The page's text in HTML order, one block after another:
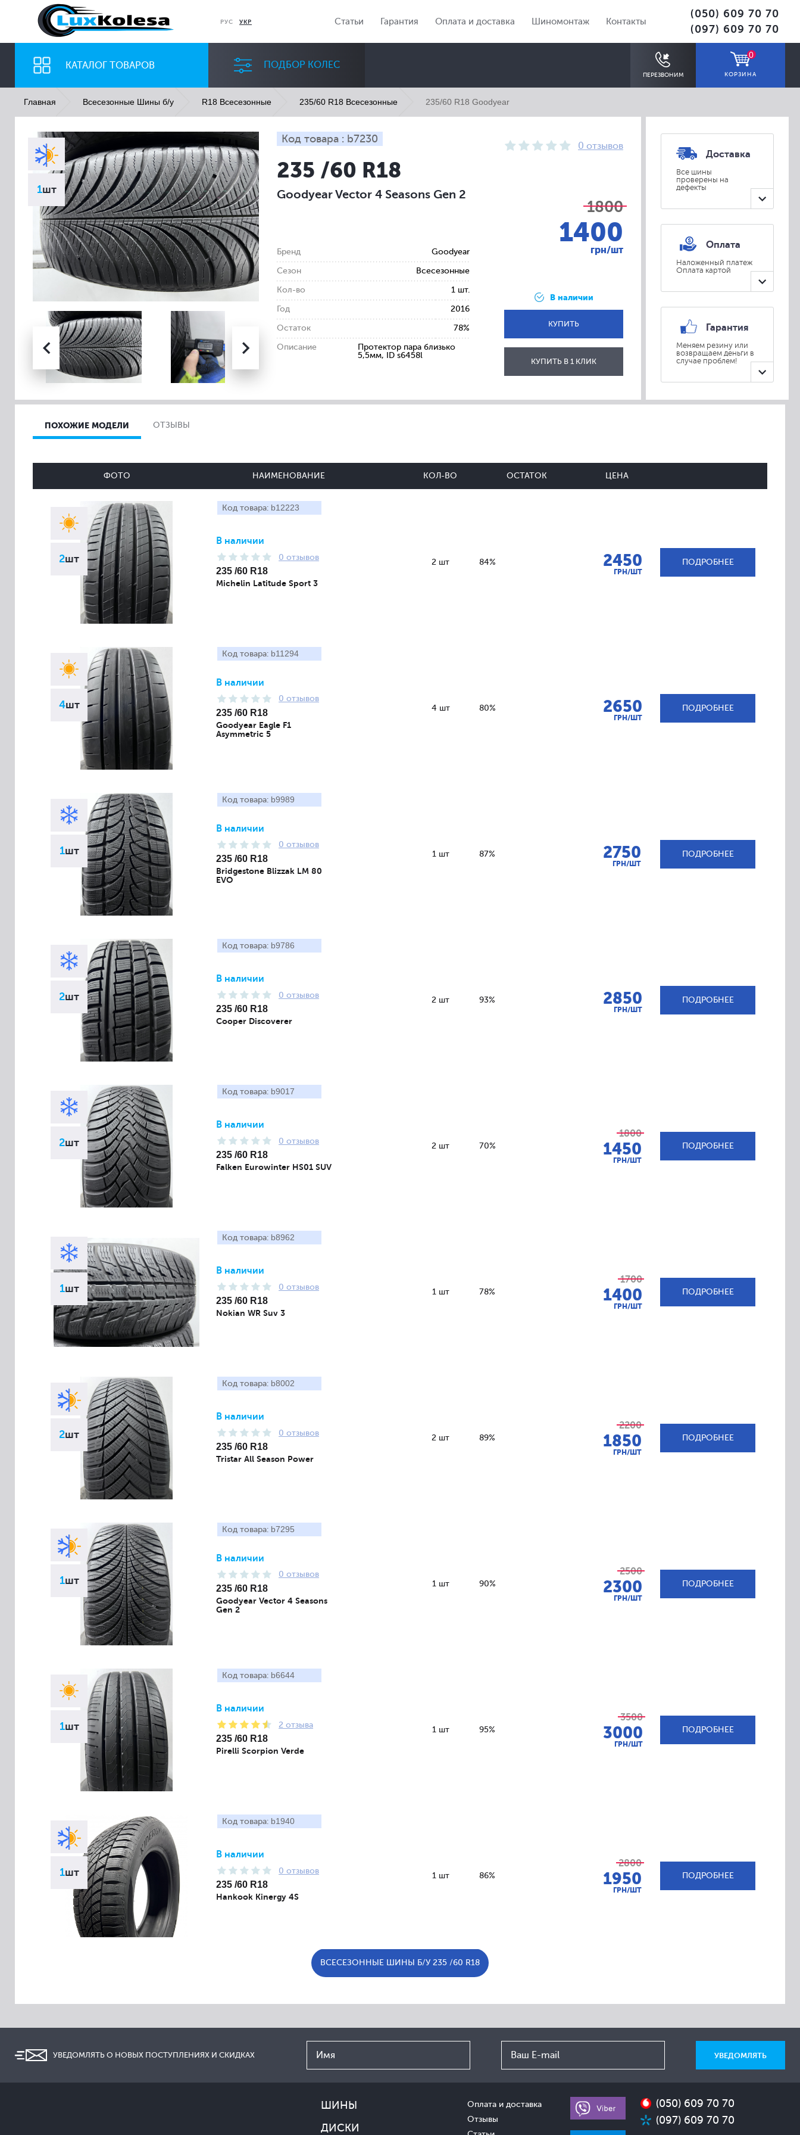
РУС УКР Статьи Гарантия Оплата и доставка Шиномонтаж Контакты
(050) 609 70 70
(097) 609 70 70
КАТАЛОГ ТОВАРОВ ПОДБОР КОЛЕС
ПЕРЕЗВОНИМ
0
КОРЗИНА
ШИНЫ ДИСКИ
Ширина
Все
Профиль
Все
Диаметр
Все
Сезон
Все
Главная Всесезонные Шины б/у R18 Всесезонные 235/60 R18 Всесезонные 235/60 R18 Goodyear
1шт
Код товара : b7230
0 отзывов
235 /60 R18
Goodyear Vector 4 Seasons Gen 2
Бренд Goodyear
Сезон Всесезонные
Кол-во 1 шт.
Год 2016
Остаток 78%
Описание
Протектор пара близько
5,5мм, ID s6458l
1800
1400
грн/шт
В наличии
КУПИТЬ
ОТПРАВИТЬ
КУПИТЬ В 1 КЛИК
Доставка
Все шины
проверены на
дефекты
Оплата
Наложенный платеж
Оплата картой
Гарантия
Меняем резину или
возвращаем деньги в
случае проблем!
ПОХОЖИЕ МОДЕЛИ ОТЗЫВЫ
ФОТО НАИМЕНОВАНИЕ КОЛ-ВО ОСТАТОК ЦЕНА
2шт
Код товара: b12223
В наличии
0 отзывов
235 /60 R18
Michelin Latitude Sport 3
2 шт 84% 2450
ГРН/ШТ
ПОДРОБНЕЕ
4шт
Код товара: b11294
В наличии
0 отзывов
235 /60 R18
Goodyear Eagle F1
Asymmetric 5
4 шт 80% 2650
ГРН/ШТ
ПОДРОБНЕЕ
1шт
Код товара: b9989
В наличии
0 отзывов
235 /60 R18
Bridgestone Blizzak LM 80
EVO
1 шт 87% 2750
ГРН/ШТ
ПОДРОБНЕЕ
2шт
Код товара: b9786
В наличии
0 отзывов
235 /60 R18
Cooper Discoverer
2 шт 93% 2850
ГРН/ШТ
ПОДРОБНЕЕ
2шт
Код товара: b9017
В наличии
0 отзывов
235 /60 R18
Falken Eurowinter HS01 SUV
2 шт 70%
1800
1450
ГРН/ШТ
ПОДРОБНЕЕ
1шт
Код товара: b8962
В наличии
0 отзывов
235 /60 R18
Nokian WR Suv 3
1 шт 78%
1700
1400
ГРН/ШТ
ПОДРОБНЕЕ
2шт
Код товара: b8002
В наличии
0 отзывов
235 /60 R18
Tristar All Season Power
2 шт 89%
2200
1850
ГРН/ШТ
ПОДРОБНЕЕ
1шт
Код товара: b7295
В наличии
0 отзывов
235 /60 R18
Goodyear Vector 4 Seasons
Gen 2
1 шт 90%
2500
2300
ГРН/ШТ
ПОДРОБНЕЕ
1шт
Код товара: b6644
В наличии
2 отзыва
235 /60 R18
Pirelli Scorpion Verde
1 шт 95%
3500
3000
ГРН/ШТ
ПОДРОБНЕЕ
1шт
Код товара: b1940
В наличии
0 отзывов
235 /60 R18
Hankook Kinergy 4S
1 шт 86%
2800
1950
ГРН/ШТ
ПОДРОБНЕЕ
ВСЕСЕЗОННЫЕ ШИНЫ Б/У 235 /60 R18
УВЕДОМЛЯТЬ О НОВЫХ ПОСТУПЛЕНИЯХ И СКИДКАХ
ШИНЫ
ДИСКИ
Оплата и доставка
Отзывы
(050) 609 70 70
(097) 609 70 70